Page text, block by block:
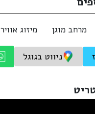
מרחב מוגן מיזוג אוויר
ניווט בגוגל